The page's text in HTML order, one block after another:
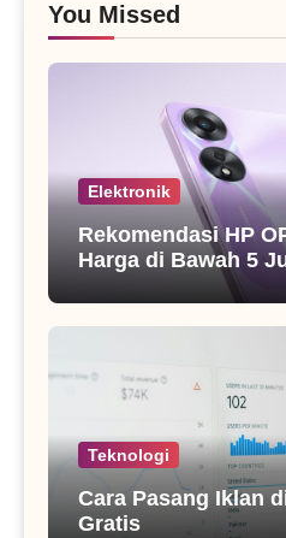
You Missed
Elektronik
Rekomendasi HP
Harga di Bawah 5
Teknologi
Cara Pasang Iklan
Gratis